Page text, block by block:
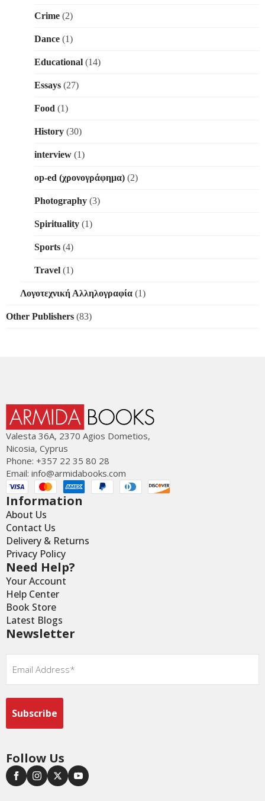
Crime (2)
Dance (1)
Educational (14)
Essays (27)
Food (1)
History (30)
interview (1)
op-ed (χρονογράφημα) (2)
Photography (3)
Spirituality (1)
Sports (4)
Travel (1)
Λογοτεχνική Αλληλογραφία (1)
Other Publishers (83)
Valesta 36Α, 2370 Agios Dometios,
Nicosia, Cyprus
Phone: +357 22 35 80 28
Email: info@armidabooks.com
Information
About Us
Contact Us
Delivery & Returns
Privacy Policy
Need Help?
Your Account
Help Center
Book Store
Latest Blogs
Newsletter
Email
Follow Us